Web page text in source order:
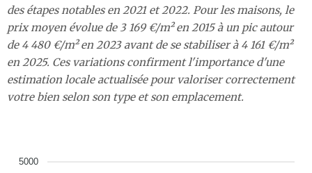
des étapes notables en 2021 et 2022. Pour les maisons, le
prix moyen évolue de 3 169 €/m² en 2015 à un pic autour
de 4 480 €/m² en 2023 avant de se stabiliser à 4 161 €/m²
en 2025. Ces variations confirment l'importance d'une
estimation locale actualisée pour valoriser correctement
votre bien selon son type et son emplacement.
5000